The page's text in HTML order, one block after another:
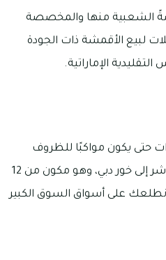
الشعبية منها والمخصصة
لبيع الأقمشة ذات الجودة
الإماراتية.
حتى يكون مواكبًا للظروف
والعوامل العصرية ومتطلباتها، ويتمتع بموقعه الاستراتيجي الذي يوص بشكل مباشر إلى خور دبي، وهو مكون من 12
نطلعك على أسواق السوق الكبير